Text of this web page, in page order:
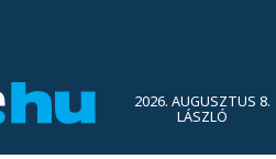
2026. AUGUSZTUS 8.
LÁSZLÓ